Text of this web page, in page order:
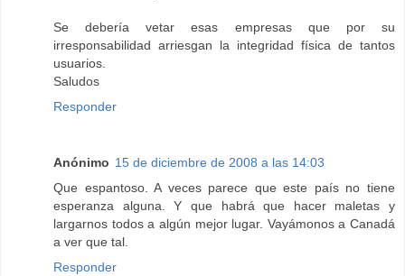
Se debería vetar esas empresas que por su
irresponsabilidad arriesgan la integridad física de tantos
usuarios.
Saludos
Responder
Anónimo 15 de diciembre de 2008 a las 14:03
Que espantoso. A veces parece que este país no tiene
esperanza alguna. Y que habrá que hacer maletas y
largarnos todos a algún mejor lugar. Vayámonos a Canadá
a ver que tal.
Responder